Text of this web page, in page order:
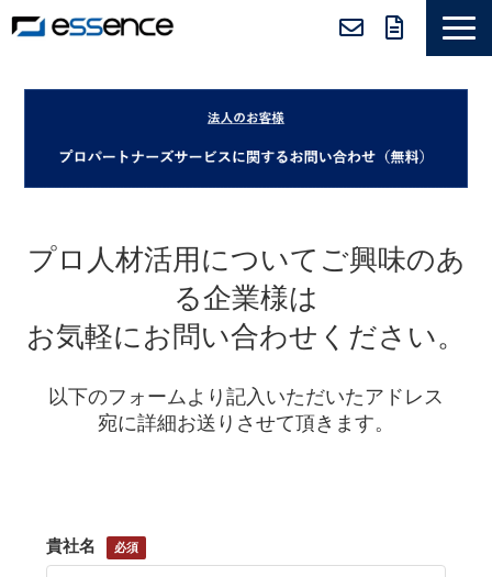
ニュース＆トピックス
会社紹介
セミナー＆コラム
プロ人材活用についてご興味のあ
る企業様は
お気軽にお問い合わせください。
以下のフォームより記入いただいたアドレス
宛に詳細お送りさせて頂きます。
貴社名